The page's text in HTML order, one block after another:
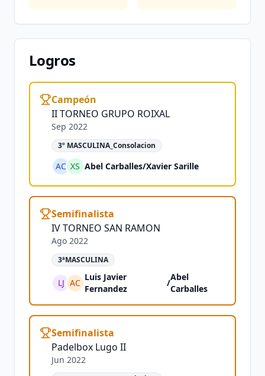
Logros
Campeón
II TORNEO GRUPO ROIXAL
Sep 2022
3º MASCULINA_Consolacion
AC XS Abel Carballes/Xavier Sarille
Semifinalista
IV TORNEO SAN RAMON
Ago 2022
3ªMASCULINA
LJ AC
Luis Javier
Fernandez
/
Abel
Carballes
Semifinalista
Padelbox Lugo II
Jun 2022